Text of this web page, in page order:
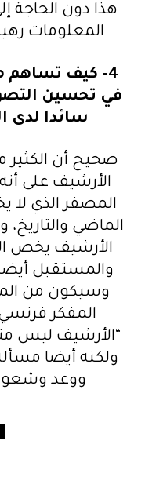
هذا دون الحاجة
المعلومات
4-
كيف تساهم
في تحسين
سائدا لدى
صحيح أن الكثير
الأرشيف على
المصفر الذي لا
الماضي
الأرشيف يخص
والمستقبل
وسيكون من
المفكر
“الأرشيف ليس
ولكنه أيضا
ووعد وشعور